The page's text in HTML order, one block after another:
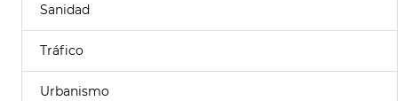
Sanidad
Tráfico
Urbanismo